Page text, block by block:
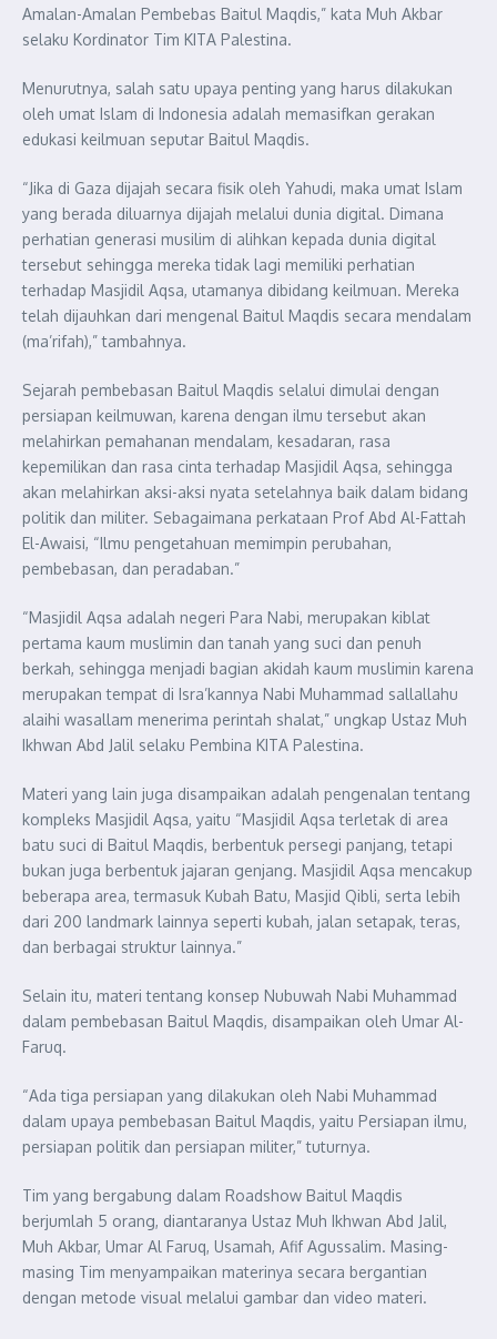
Amalan-Amalan Pembebas Baitul Maqdis,” kata Muh Akbar
selaku Kordinator Tim KITA Palestina.
Menurutnya, salah satu upaya penting yang harus dilakukan
oleh umat Islam di Indonesia adalah memasifkan gerakan
edukasi keilmuan seputar Baitul Maqdis.
“Jika di Gaza dijajah secara fisik oleh Yahudi, maka umat Islam
yang berada diluarnya dijajah melalui dunia digital. Dimana
perhatian generasi musilim di alihkan kepada dunia digital
tersebut sehingga mereka tidak lagi memiliki perhatian
terhadap Masjidil Aqsa, utamanya dibidang keilmuan. Mereka
telah dijauhkan dari mengenal Baitul Maqdis secara mendalam
(ma’rifah),” tambahnya.
Sejarah pembebasan Baitul Maqdis selalui dimulai dengan
persiapan keilmuwan, karena dengan ilmu tersebut akan
melahirkan pemahanan mendalam, kesadaran, rasa
kepemilikan dan rasa cinta terhadap Masjidil Aqsa, sehingga
akan melahirkan aksi-aksi nyata setelahnya baik dalam bidang
politik dan militer. Sebagaimana perkataan Prof Abd Al-Fattah
El-Awaisi, “Ilmu pengetahuan memimpin perubahan,
pembebasan, dan peradaban.”
“Masjidil Aqsa adalah negeri Para Nabi, merupakan kiblat
pertama kaum muslimin dan tanah yang suci dan penuh
berkah, sehingga menjadi bagian akidah kaum muslimin karena
merupakan tempat di Isra’kannya Nabi Muhammad sallallahu
alaihi wasallam menerima perintah shalat,” ungkap Ustaz Muh
Ikhwan Abd Jalil selaku Pembina KITA Palestina.
Materi yang lain juga disampaikan adalah pengenalan tentang
kompleks Masjidil Aqsa, yaitu “Masjidil Aqsa terletak di area
batu suci di Baitul Maqdis, berbentuk persegi panjang, tetapi
bukan juga berbentuk jajaran genjang. Masjidil Aqsa mencakup
beberapa area, termasuk Kubah Batu, Masjid Qibli, serta lebih
dari 200 landmark lainnya seperti kubah, jalan setapak, teras,
dan berbagai struktur lainnya.”
Selain itu, materi tentang konsep Nubuwah Nabi Muhammad
dalam pembebasan Baitul Maqdis, disampaikan oleh Umar Al-
Faruq.
“Ada tiga persiapan yang dilakukan oleh Nabi Muhammad
dalam upaya pembebasan Baitul Maqdis, yaitu Persiapan ilmu,
persiapan politik dan persiapan militer,” tuturnya.
Tim yang bergabung dalam Roadshow Baitul Maqdis
berjumlah 5 orang, diantaranya Ustaz Muh Ikhwan Abd Jalil,
Muh Akbar, Umar Al Faruq, Usamah, Afif Agussalim. Masing-
masing Tim menyampaikan materinya secara bergantian
dengan metode visual melalui gambar dan video materi.